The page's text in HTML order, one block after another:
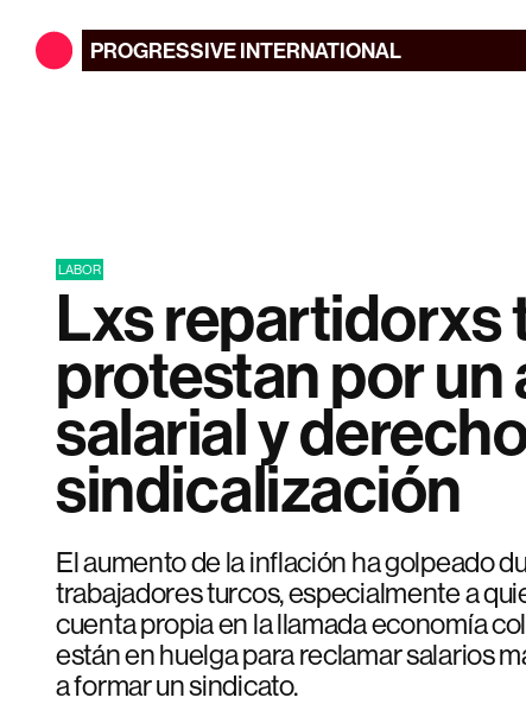
PROGRESSIVEINTERNATIONAL
LABOR
Lxs repartidorxs
protestan por un
salarial y
sindicalización
El aumento de la inflación ha golpeado
trabajadores turcos, especialmente a
cuenta propia en la llamada economía
están en huelga para reclamar salarios
a formar un sindicato.